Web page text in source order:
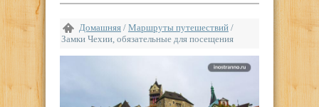
Домашняя / Маршруты путешествий /
Замки Чехии, обязательные для посещения